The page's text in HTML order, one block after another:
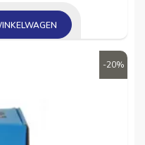
was:
€ 7,50.
is:
€ 5,95.
-20%